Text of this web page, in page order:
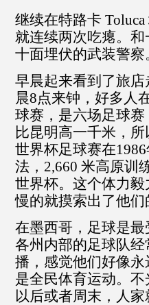
继续在特路卡
就连续两次吃瘪。
十面埋伏的武装警察
早晨起来看到了旅
晨8点来钟，好多人
球赛，是六场足球
比昆明高一千米，
世界杯足球赛在
法，2,660 米高原训
世界杯。这个体力
慢的就摸索出了他们
在墨西哥，足球是
各州内部的足球队
播，感觉他们好像
是全民体育运动。
以后或者周末，人